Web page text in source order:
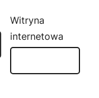
Witryna
internetowa